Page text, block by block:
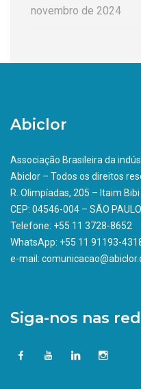
novembro de 2024
Abiclor
Associação Brasileira da
Abiclor – Todos os direitos
R. Olimpíadas, 205 – Itaim Bibi
CEP: 04546-004 – SÃO
Telefone: +55 11 3728-8652
WhatsApp: +55 11 91193-
e-mail:
Siga-nos nas